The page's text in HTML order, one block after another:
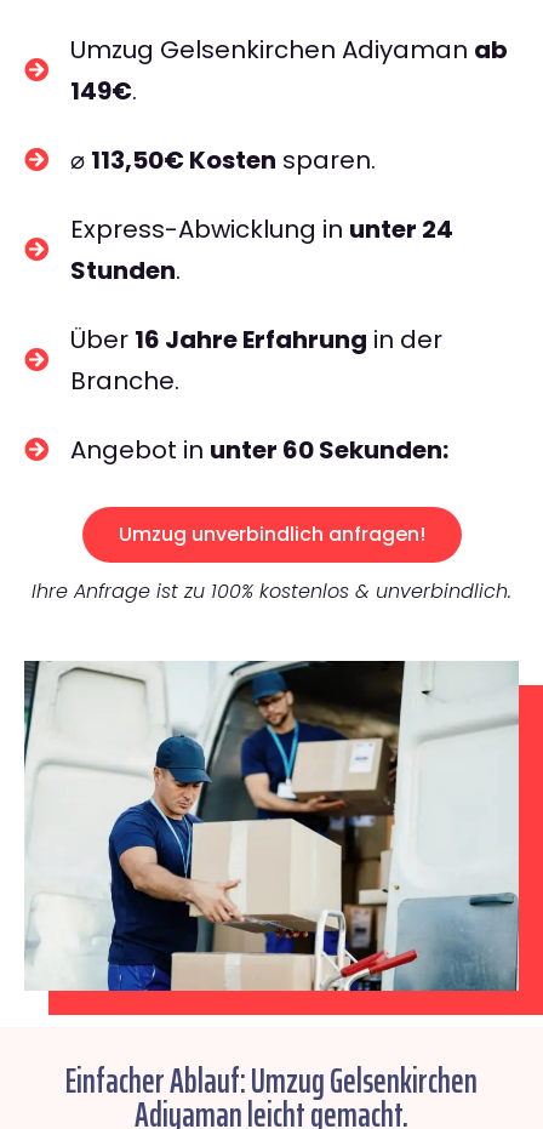
Umzug Gelsenkirchen Adiyaman ab
149€.
⌀ 113,50€ Kosten sparen.
Express-Abwicklung in unter 24
Stunden.
Über 16 Jahre Erfahrung in der
Branche.
Angebot in unter 60 Sekunden:
Umzug unverbindlich anfragen!
Ihre Anfrage ist zu 100% kostenlos & unverbindlich.
Einfacher Ablauf: Umzug Gelsenkirchen
Adiyaman leicht gemacht.